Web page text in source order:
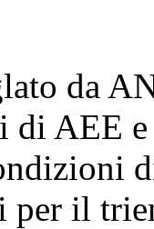
da
di AEE
per il